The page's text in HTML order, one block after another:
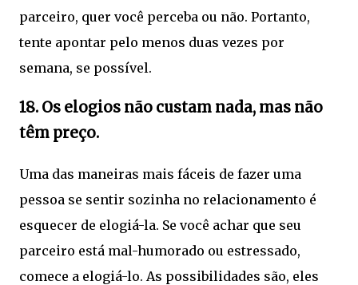
parceiro, quer você perceba ou não. Portanto,
tente apontar pelo menos duas vezes por
semana, se possível.
18. Os elogios não custam nada, mas não
têm preço.
Uma das maneiras mais fáceis de fazer uma
pessoa se sentir sozinha no relacionamento é
esquecer de elogiá-la. Se você achar que seu
parceiro está mal-humorado ou estressado,
comece a elogiá-lo. As possibilidades são, eles